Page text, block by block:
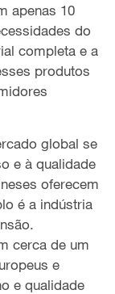
apenas 10
do
completa e a
produtos
global se
e à qualidade
oferecem
é a indústria
cerca de um
e
e qualidade